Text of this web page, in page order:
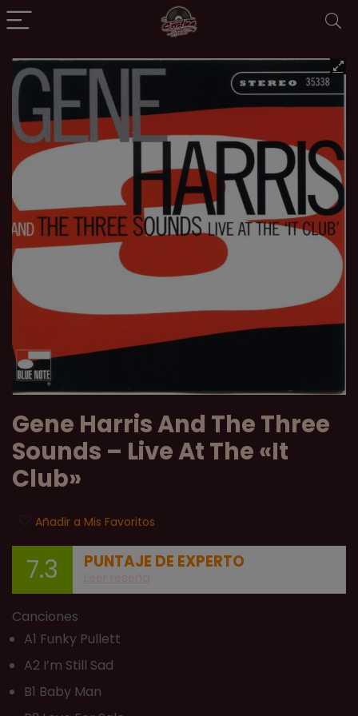
Gene Harris And The Three
Sounds – Live At The «It
Club»
Añadir a Mis Favoritos
7.3 PUNTAJE DE EXPERTO
Canciones
A1 Funky Pullett
A2 I’m Still Sad
B1 Baby Man